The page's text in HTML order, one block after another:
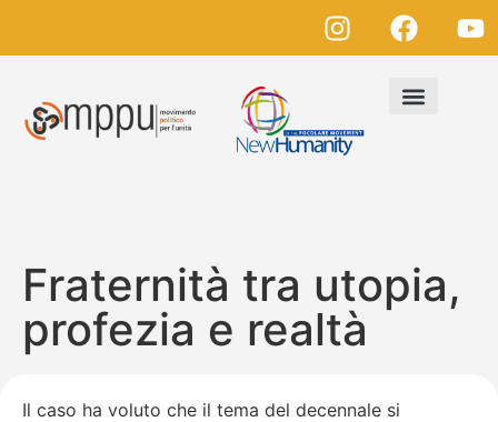
Fraternità tra utopia,
profezia e realtà
Il caso ha voluto che il tema del decennale si